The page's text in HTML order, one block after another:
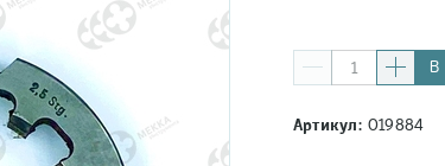
В
Артикул:019884